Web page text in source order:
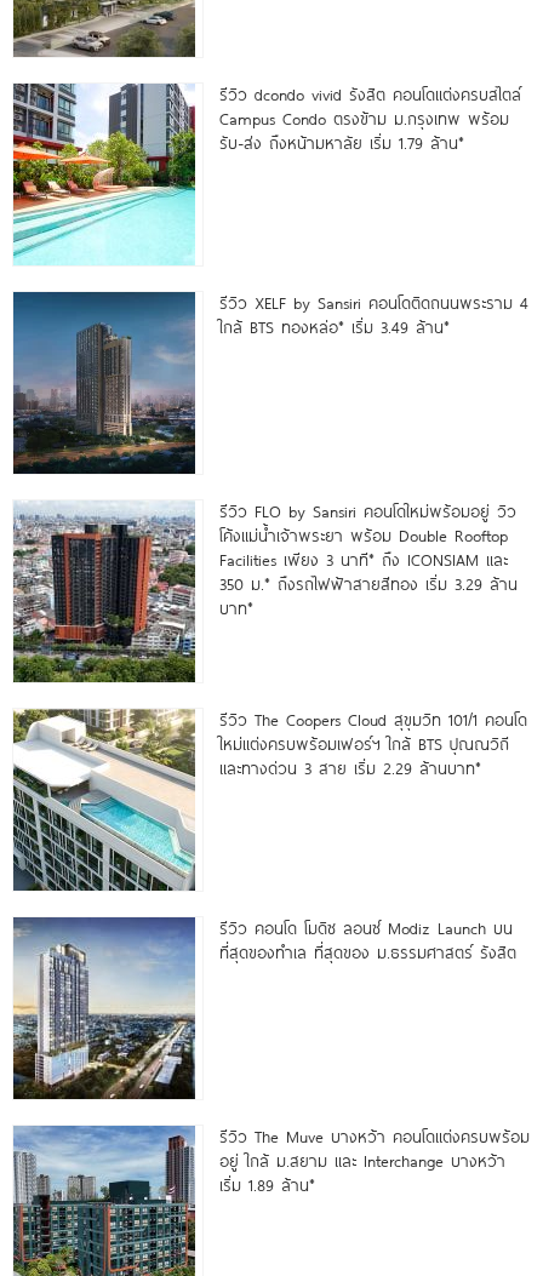
รีวิว dcondo vivid รังสิต คอนโดแต่งครบสไตล์
Campus Condo ตรงข้าม ม.กรุงเทพ พร้อม
รับ-ส่ง ถึงหน้ามหาลัย เริ่ม 1.79 ล้าน*
รีวิว XELF by Sansiri คอนโดติดถนนพระราม 4
ใกล้ BTS ทองหล่อ* เริ่ม 3.49 ล้าน*
รีวิว FLO by Sansiri คอนโดใหม่พร้อมอยู่ วิว
โค้งแม่น้ำเจ้าพระยา พร้อม Double Rooftop
Facilities เพียง 3 นาที* ถึง ICONSIAM และ
350 ม.* ถึงรถไฟฟ้าสายสีทอง เริ่ม 3.29 ล้าน
บาท*
รีวิว The Coopers Cloud สุขุมวิท 101/1 คอนโด
ใหม่แต่งครบพร้อมเฟอร์ฯ ใกล้ BTS ปุณณวิถี
และทางด่วน 3 สาย เริ่ม 2.29 ล้านบาท*
รีวิว คอนโด โมดิซ ลอนซ์ Modiz Launch บน
ที่สุดของทำเล ที่สุดของ ม.ธรรมศาสตร์ รังสิต
รีวิว The Muve บางหว้า คอนโดแต่งครบพร้อม
อยู่ ใกล้ ม.สยาม และ Interchange บางหว้า
เริ่ม 1.89 ล้าน*